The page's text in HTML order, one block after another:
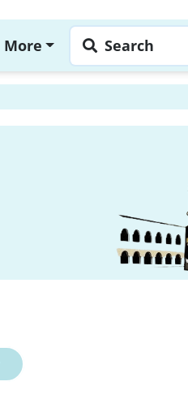
More Search